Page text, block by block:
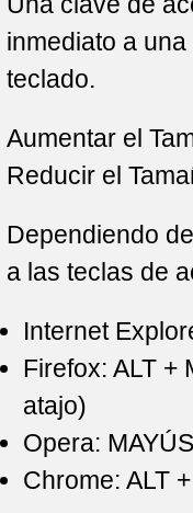
inmediato a
teclado.
Aumentar el
Reducir el
Dependiendo
a las teclas de
Internet
Firefox: ALT +
atajo)
Opera:
Chrome: ALT